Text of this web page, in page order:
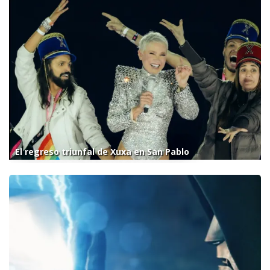
El regreso triunfal de Xuxa en San Pablo